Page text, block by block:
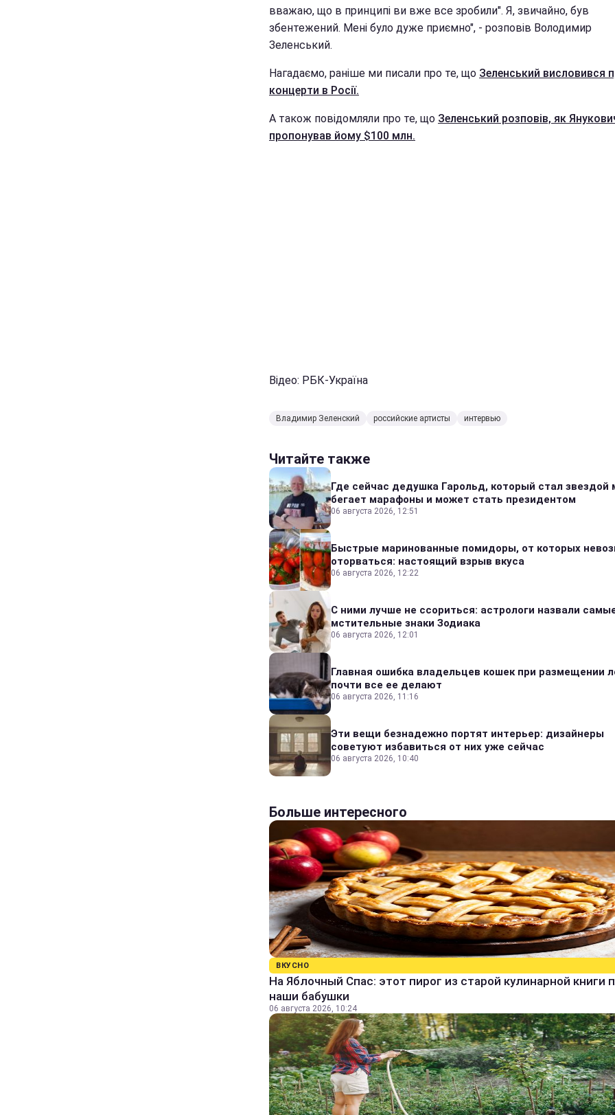
вважаю, що в принципі ви вже все зробили". Я, звичайно, був
збентежений. Мені було дуже приємно", - розповів Володимир
Зеленський.
Нагадаємо, раніше ми писали про те, що Зеленський висловився
концерти в Росії.
А також повідомляли про те, що Зеленський розповів, як
пропонував йому $100 млн.
Відео: РБК-Україна
Владимир Зеленский российские артисты интервью
Читайте также
Где сейчас дедушка Гарольд, который стал звездой
бегает марафоны и может стать президентом
06 августа 2026, 12:51
Быстрые маринованные помидоры, от которых
оторваться: настоящий взрыв вкуса
06 августа 2026, 12:22
С ними лучше не ссориться: астрологи назвали
мстительные знаки Зодиака
06 августа 2026, 12:01
Главная ошибка владельцев кошек при размещении
почти все ее делают
06 августа 2026, 11:16
Эти вещи безнадежно портят интерьер: дизайнеры
советуют избавиться от них уже сейчас
06 августа 2026, 10:40
Больше интересного
ВКУСНО
На Яблочный Спас: этот пирог из старой кулинарной книги
наши бабушки
06 августа 2026, 10:24